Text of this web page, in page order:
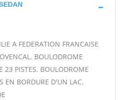
A FEDERATION FRANCAISE
BOULODROME
23 PISTES. BOULODROME
EN BORDURE D'UN LAC.